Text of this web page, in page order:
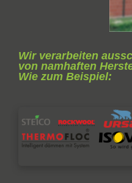
Wir verarbeiten
von namhaften
Wie zum Beispiel: